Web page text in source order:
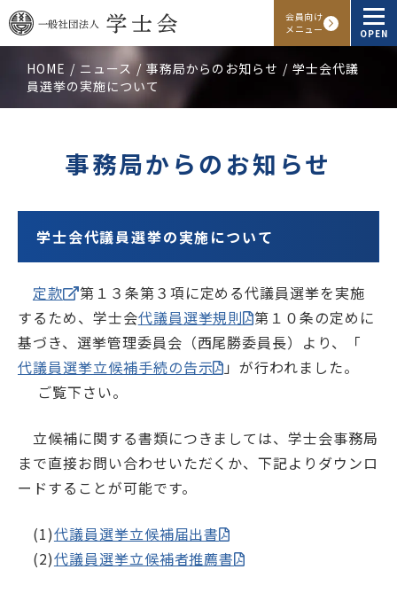
会員向け
メニュー
OPEN
学士会概要
会員向けサービス
アクセス よくある質問 お問い合わせ
FacebookInstagramLINE
HOME ニュース 事務局からのお知らせ
学士会代議
員選挙の実施について
事務局からのお知らせ
学士会代議員選挙の実施について
定款
第１３条第３項に定める代議員選挙を実施
するため、学士会代議員選挙規則 第１０条の定めに
基づき、選挙管理委員会（西尾勝委員長）より、「
代議員選挙立候補手続の告示
」が行われました。
ご覧下さい。
立候補に関する書類につきましては、学士会事務局
まで直接お問い合わせいただくか、下記よりダウンロ
ードすることが可能です。
(1)代議員選挙立候補届出書
(2)代議員選挙立候補者推薦書